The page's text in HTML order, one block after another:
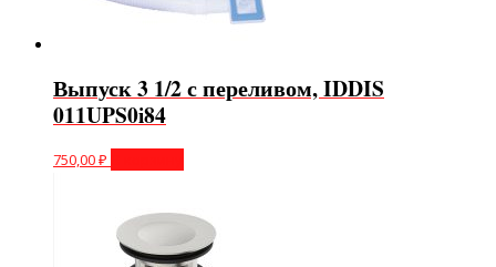
Выпуск 3 1/2 с переливом, IDDIS
011UPS0i84
750,00₽